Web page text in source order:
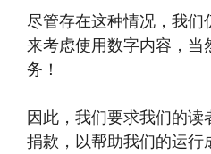
尽管存在这种情况，我
来考虑使用数字内容，
务！
因此，我们要求我们的
捐款，以帮助我们的运行